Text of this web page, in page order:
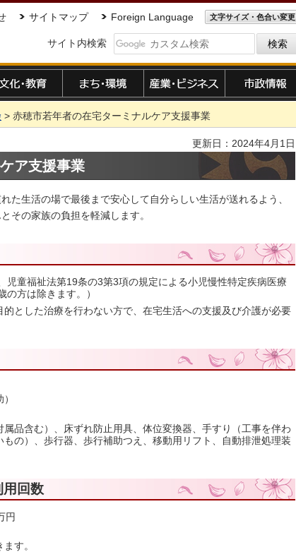
サイトマップ Foreign Language 文字サイズ・色合い変更
サイト内検索
> 赤穂市若年者の在宅ターミナルケア支援事業
更新日：2024年4月1日
ア支援事業
た生活の場で最後まで安心して自分らしい生活が送れるよう、
その家族の負担を軽減します。
児童福祉法第19条の3第3項の規定による小児慢性特定疾病医療
方は除きます。）
とした治療を行わない方で、在宅生活への支援及び介護が必要
属品含む）、床ずれ防止用具、体位変換器、手すり（工事を伴わ
の）、歩行器、歩行補助つえ、移動用リフト、自動排泄処理装
用回数
円
す。